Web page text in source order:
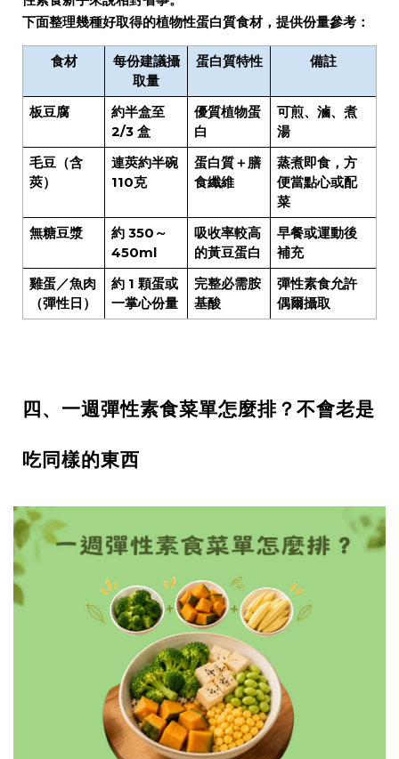
下面整理幾種好取得的植物性蛋白質食材，提供份量參考：
食材
每份建議攝
取量
蛋白質特性 備註
板豆腐
約半盒至
2/3 盒
優質植物蛋
白
可煎、滷、煮
湯
毛豆（含
莢）
連莢約半碗
110克
蛋白質＋膳
食纖維
蒸煮即食，方
便當點心或配
菜
無糖豆漿
約 350～
450ml
吸收率較高
的黃豆蛋白
早餐或運動後
補充
雞蛋／魚肉
（彈性日）
約 1 顆蛋或
一掌心份量
完整必需胺
基酸
彈性素食允許
偶爾攝取
四、一週彈性素食菜單怎麼排？不會老是
吃同樣的東西